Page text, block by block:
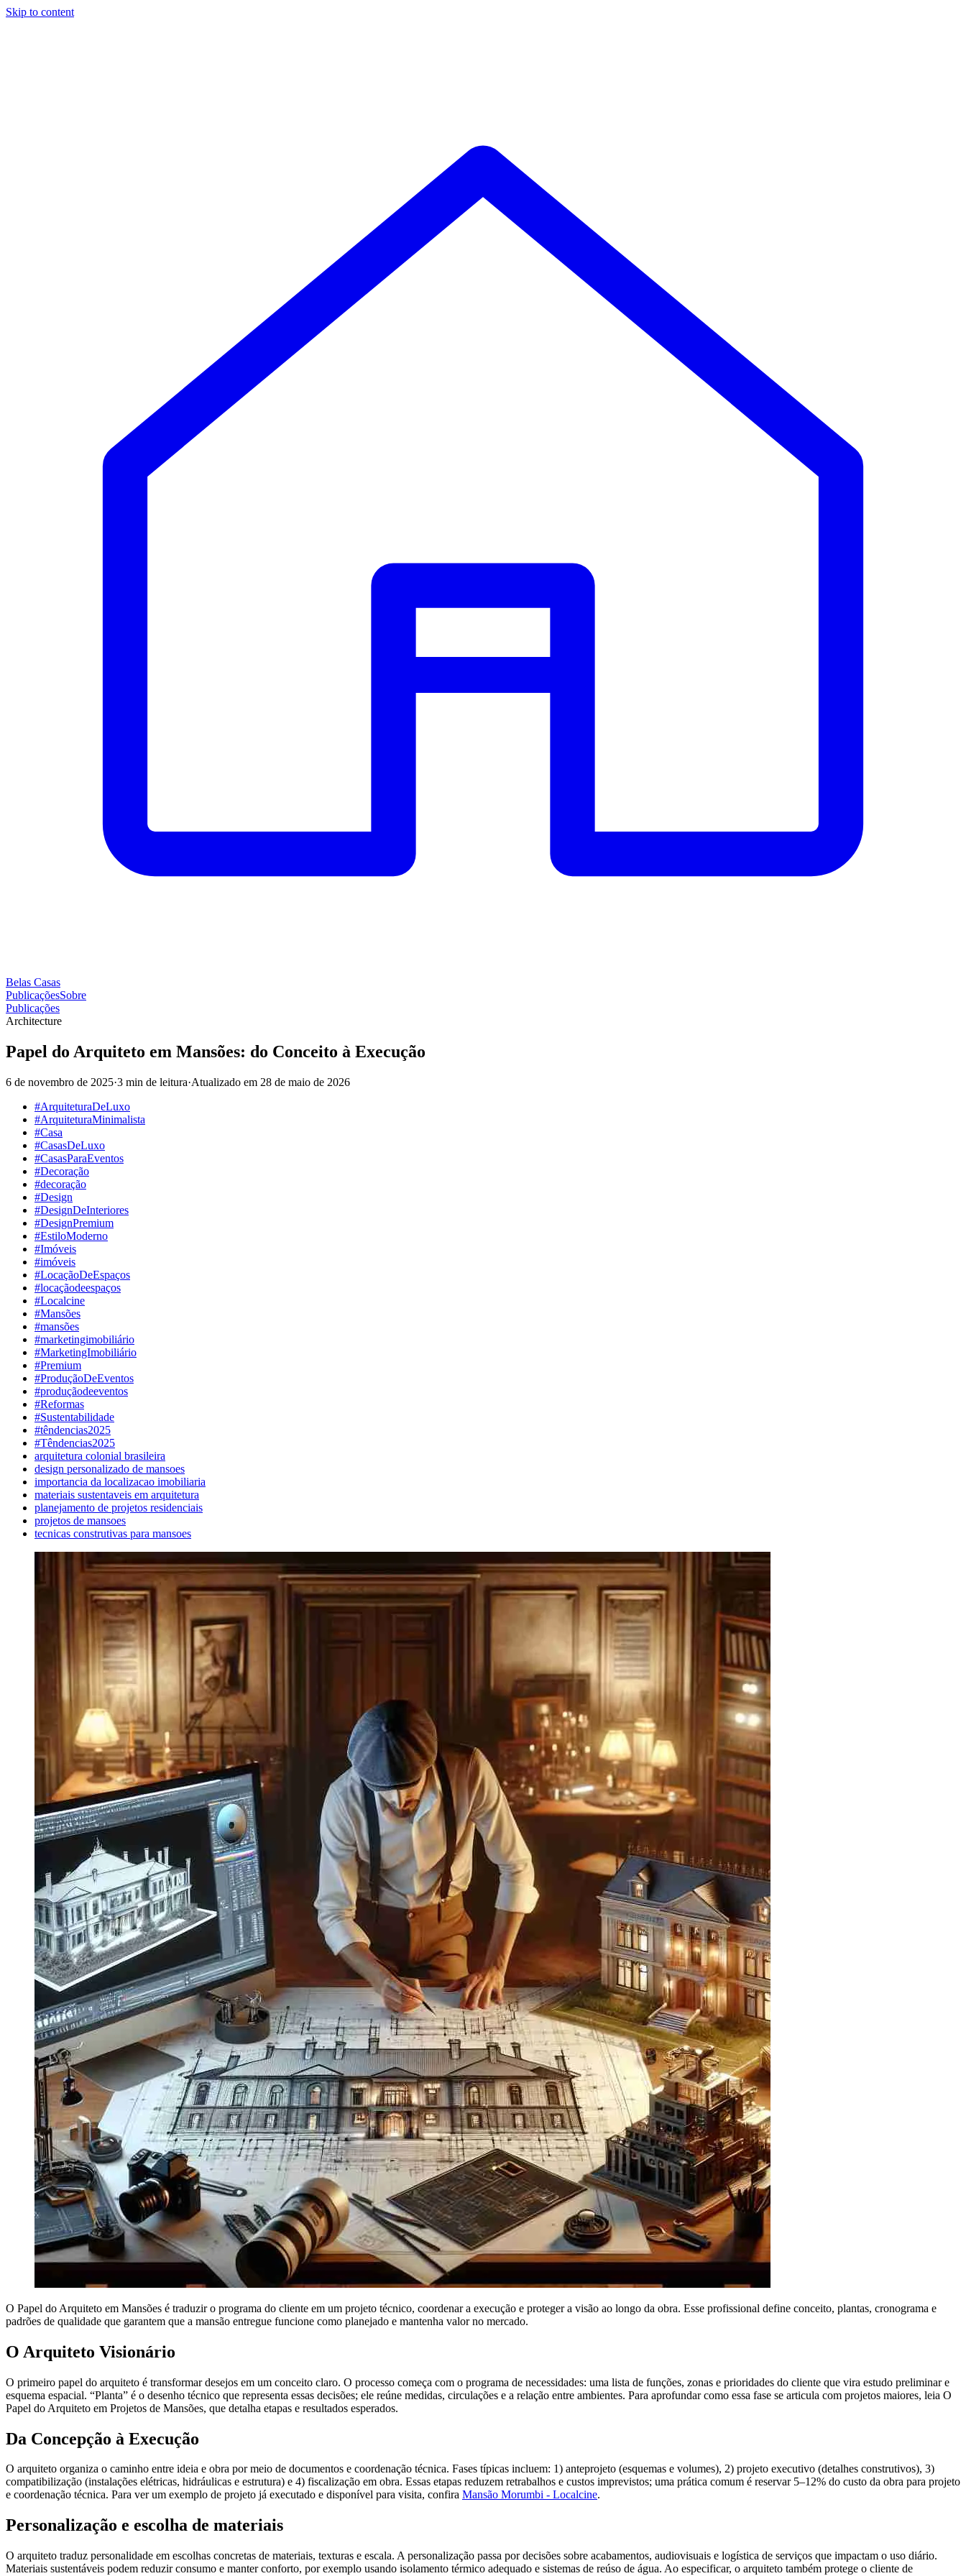
Skip to content
Belas Casas
PublicaçõesSobre
Publicações
Architecture
Papel do Arquiteto em Mansões: do Conceito à Execução
6 de novembro de 2025·3 min de leitura·Atualizado em 28 de maio de 2026
#ArquiteturaDeLuxo
#ArquiteturaMinimalista
#Casa
#CasasDeLuxo
#CasasParaEventos
#Decoração
#decoração
#Design
#DesignDeInteriores
#DesignPremium
#EstiloModerno
#Imóveis
#imóveis
#LocaçãoDeEspaços
#locaçãodeespaços
#Localcine
#Mansões
#mansões
#marketingimobiliário
#MarketingImobiliário
#Premium
#ProduçãoDeEventos
#produçãodeeventos
#Reformas
#Sustentabilidade
#têndencias2025
#Têndencias2025
arquitetura colonial brasileira
design personalizado de mansoes
importancia da localizacao imobiliaria
materiais sustentaveis em arquitetura
planejamento de projetos residenciais
projetos de mansoes
tecnicas construtivas para mansoes
O Papel do Arquiteto em Mansões é traduzir o programa do cliente em um projeto técnico, coordenar a execução e proteger a visão ao longo da obra. Esse profissional define conceito, plantas, cronograma e
padrões de qualidade que garantem que a mansão entregue funcione como planejado e mantenha valor no mercado.
O Arquiteto Visionário
O primeiro papel do arquiteto é transformar desejos em um conceito claro. O processo começa com o programa de necessidades: uma lista de funções, zonas e prioridades do cliente que vira estudo preliminar e
esquema espacial. “Planta” é o desenho técnico que representa essas decisões; ele reúne medidas, circulações e a relação entre ambientes. Para aprofundar como essa fase se articula com projetos maiores, leia O
Papel do Arquiteto em Projetos de Mansões, que detalha etapas e resultados esperados.
Da Concepção à Execução
O arquiteto organiza o caminho entre ideia e obra por meio de documentos e coordenação técnica. Fases típicas incluem: 1) anteprojeto (esquemas e volumes), 2) projeto executivo (detalhes construtivos), 3)
compatibilização (instalações elétricas, hidráulicas e estrutura) e 4) fiscalização em obra. Essas etapas reduzem retrabalhos e custos imprevistos; uma prática comum é reservar 5–12% do custo da obra para projeto
e coordenação técnica. Para ver um exemplo de projeto já executado e disponível para visita, confira Mansão Morumbi - Localcine.
Personalização e escolha de materiais
O arquiteto traduz personalidade em escolhas concretas de materiais, texturas e escala. A personalização passa por decisões sobre acabamentos, audiovisuais e logística de serviços que impactam o uso diário.
Materiais sustentáveis podem reduzir consumo e manter conforto, por exemplo usando isolamento térmico adequado e sistemas de reúso de água. Ao especificar, o arquiteto também protege o cliente de